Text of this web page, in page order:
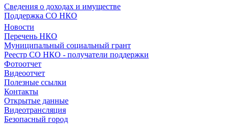
Сведения о доходах и имуществе
Поддержка СО НКО
Новости
Перечень НКО
Муниципальный социальный грант
Реестр СО НКО - получатели поддержки
Фотоотчет
Видеоотчет
Полезные ссылки
Контакты
Открытые данные
Видеотрансляция
Безопасный город